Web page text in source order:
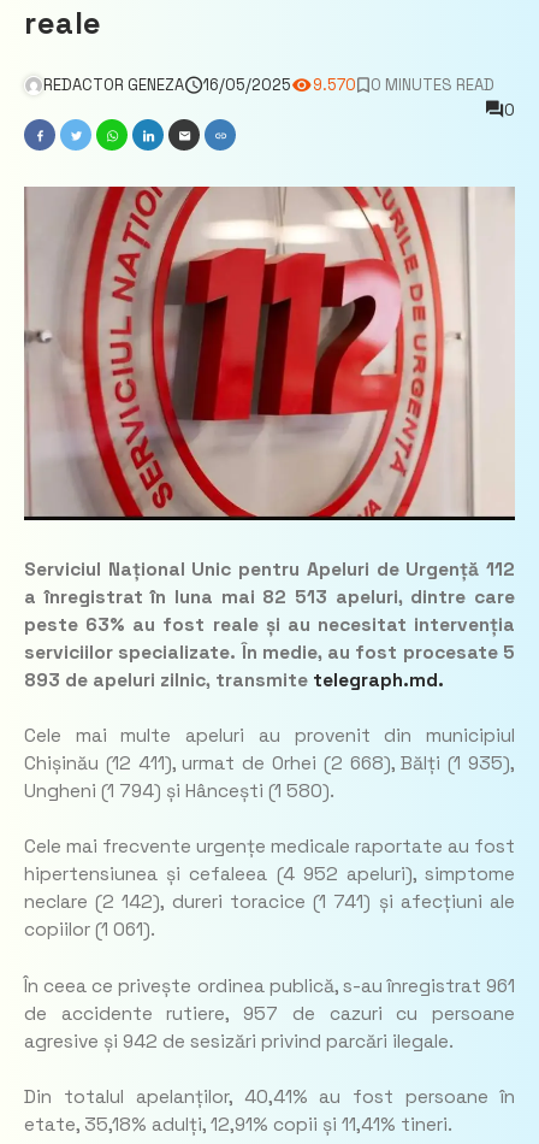
reale
REDACTOR GENEZA 16/05/2025 9.570
0 MINUTES READ
0
Serviciul Național Unic pentru Apeluri de Urgență 112
a înregistrat în luna mai 82 513 apeluri, dintre care
peste 63% au fost reale și au necesitat intervenția
serviciilor specializate. În medie, au fost procesate 5
893 de apeluri zilnic, transmite telegraph.md.
Cele mai multe apeluri au provenit din municipiul
Chișinău (12 411), urmat de Orhei (2 668), Bălți (1 935),
Ungheni (1 794) și Hâncești (1 580).
Cele mai frecvente urgențe medicale raportate au fost
hipertensiunea și cefaleea (4 952 apeluri), simptome
neclare (2 142), dureri toracice (1 741) și afecțiuni ale
copiilor (1 061).
În ceea ce privește ordinea publică, s-au înregistrat 961
de accidente rutiere, 957 de cazuri cu persoane
agresive și 942 de sesizări privind parcări ilegale.
Din totalul apelanților, 40,41% au fost persoane în
etate, 35,18% adulți, 12,91% copii și 11,41% tineri.